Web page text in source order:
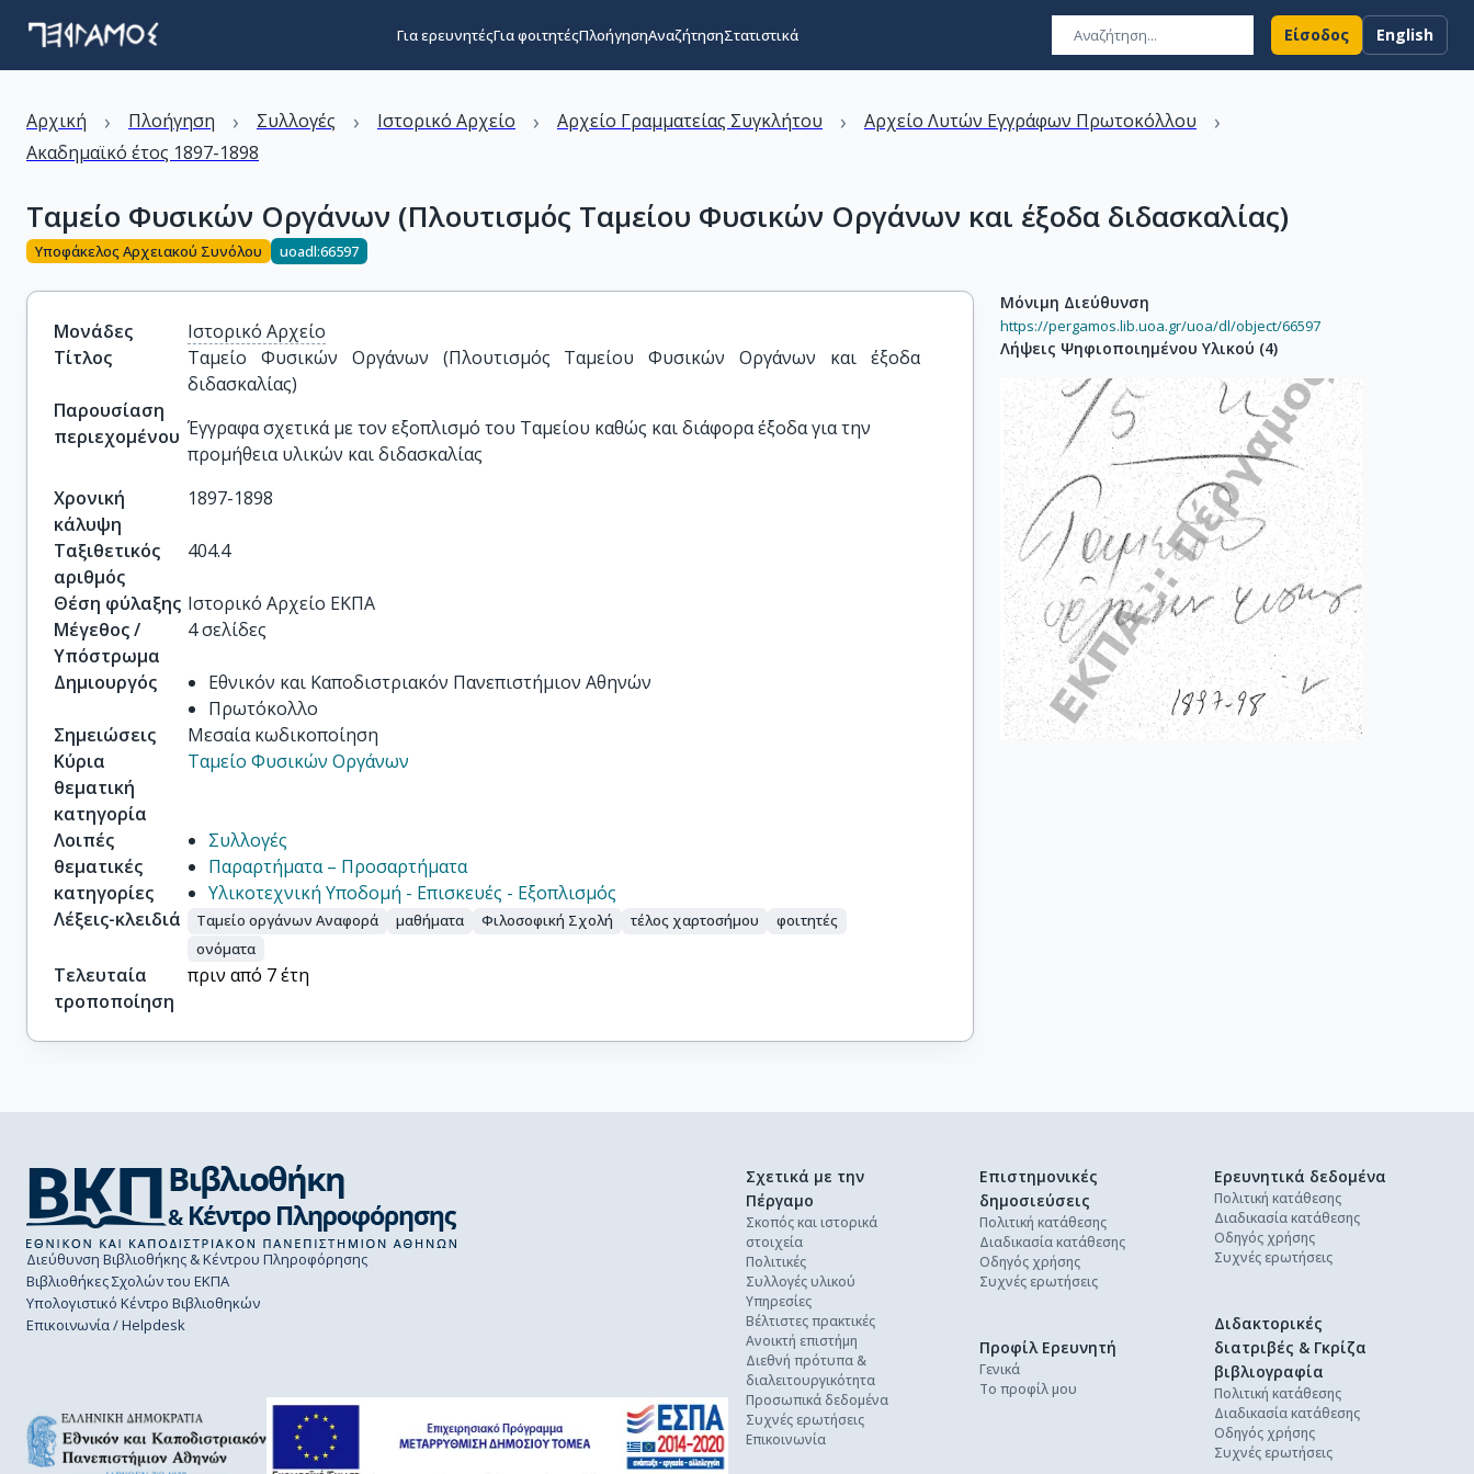
Για ερευνητέςΓια φοιτητέςΠλοήγησηΑναζήτησηΣτατιστικά Είσοδος English
Αρχική › Πλοήγηση › Συλλογές › Ιστορικό Αρχείο › Αρχείο Γραμματείας Συγκλήτου › Αρχείο Λυτών Εγγράφων Πρωτοκόλλου ›
Ακαδημαϊκό έτος 1897-1898
Ταμείο Φυσικών Οργάνων (Πλουτισμός Ταμείου Φυσικών Οργάνων και έξοδα διδασκαλίας)
Υποφάκελος Αρχειακού Συνόλου uoadl:66597
Μονάδες
Ιστορικό Αρχείο
Τίτλος
Ταμείο Φυσικών Οργάνων (Πλουτισμός Ταμείου Φυσικών Οργάνων και έξοδα
διδασκαλίας)
Παρουσίαση
περιεχομένου Έγγραφα σχετικά με τον εξοπλισμό του Ταμείου καθώς και διάφορα έξοδα για την
προμήθεια υλικών και διδασκαλίας
Χρονική
κάλυψη
1897-1898
Ταξιθετικός
αριθμός
404.4
Θέση φύλαξης Ιστορικό Αρχείο ΕΚΠΑ
Μέγεθος /
Υπόστρωμα
4 σελίδες
Δημιουργός
Εθνικόν και Καποδιστριακόν Πανεπιστήμιον Αθηνών
Πρωτόκολλο
Σημειώσεις
Μεσαία κωδικοποίηση
Κύρια
θεματική
κατηγορία
Ταμείο Φυσικών Οργάνων
Λοιπές
θεματικές
κατηγορίες
Συλλογές
Παραρτήματα – Προσαρτήματα
Υλικοτεχνική Υποδομή - Επισκευές - Εξοπλισμός
Λέξεις-κλειδιά
Ταμείο οργάνων Αναφορά μαθήματα Φιλοσοφική Σχολή τέλος χαρτοσήμου
φοιτητές
ονόματα
Τελευταία
τροποποίηση
πριν από 7 έτη
Μόνιμη Διεύθυνση
https://pergamos.lib.uoa.gr/uoa/dl/object/66597
Λήψεις Ψηφιοποιημένου Υλικού (4)
Διεύθυνση Βιβλιοθήκης & Κέντρου Πληροφόρησης
Βιβλιοθήκες Σχολών του ΕΚΠΑ
Υπολογιστικό Κέντρο Βιβλιοθηκών
Επικοινωνία / Helpdesk
Σχετικά με την
Πέργαμο
Σκοπός και ιστορικά
στοιχεία
Πολιτικές
Συλλογές υλικού
Υπηρεσίες
Βέλτιστες πρακτικές
Ανοικτή επιστήμη
Διεθνή πρότυπα &
διαλειτουργικότητα
Προσωπικά δεδομένα
Συχνές ερωτήσεις
Επικοινωνία
Επιστημονικές
δημοσιεύσεις
Πολιτική κατάθεσης
Διαδικασία κατάθεσης
Οδηγός χρήσης
Συχνές ερωτήσεις
Ερευνητικά δεδομένα
Πολιτική κατάθεσης
Διαδικασία κατάθεσης
Οδηγός χρήσης
Συχνές ερωτήσεις
Διδακτορικές
διατριβές & Γκρίζα
βιβλιογραφία
Πολιτική κατάθεσης
Διαδικασία κατάθεσης
Οδηγός χρήσης
Συχνές ερωτήσεις
Προφίλ Ερευνητή
Γενικά
Το προφίλ μου